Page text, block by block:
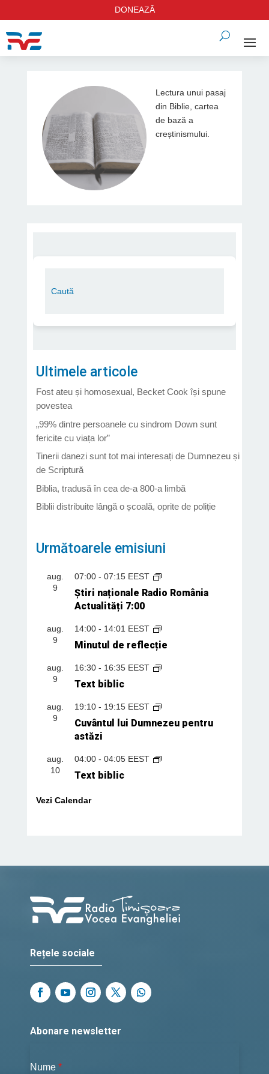
DONEAZĂ
Lectura unui pasaj
din Biblie, cartea
de bază a
creștinismului.
Ultimele articole
Fost ateu și homosexual, Becket Cook își spune
povestea
„99% dintre persoanele cu sindrom Down sunt
fericite cu viața lor”
Tinerii danezi sunt tot mai interesați de Dumnezeu și
de Scriptură
Biblia, tradusă în cea de-a 800-a limbă
Biblii distribuite lângă o școală, oprite de poliție
Următoarele emisiuni
aug.
9
07:00- 07:15 EEST
Știri naționale Radio România
Actualități 7:00
aug.
9
14:00- 14:01 EEST
Minutul de reflecție
aug.
9
16:30- 16:35 EEST
Text biblic
aug.
9
19:10- 19:15 EEST
Cuvântul lui Dumnezeu pentru
astăzi
aug.
10
04:00- 04:05 EEST
Text biblic
Vezi Calendar
Rețele sociale
Abonare newsletter
Nume *